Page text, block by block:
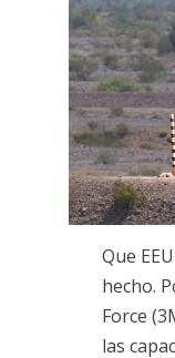
Que
hecho.
Force
las